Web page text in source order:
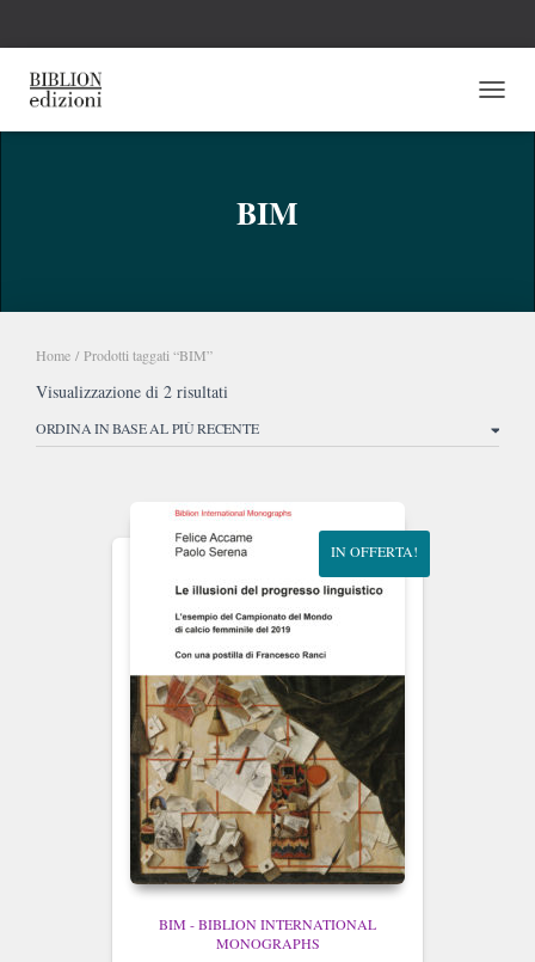
BIM
Home / Prodotti taggati “BIM”
Visualizzazione di 2 risultati
base
recente
IN OFFERTA!
BIM - BIBLION INTERNATIONAL
MONOGRAPHS